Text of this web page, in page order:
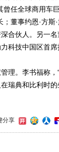
任全球商用车
董事约恩·方
合伙人。另一
科技中国区首席
。李书福称，
瑞典和比利时
分享